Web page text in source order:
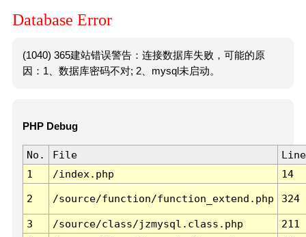
Database Error
(1040) 365建站错误警告：连接数据库失败，可能的原
因：1、数据库密码不对; 2、mysql未启动。
PHP Debug
No. File
Line
1
/index.php 14
2 /source/function/function_extend.php 324
3 /source/class/jzmysql.class.php
211